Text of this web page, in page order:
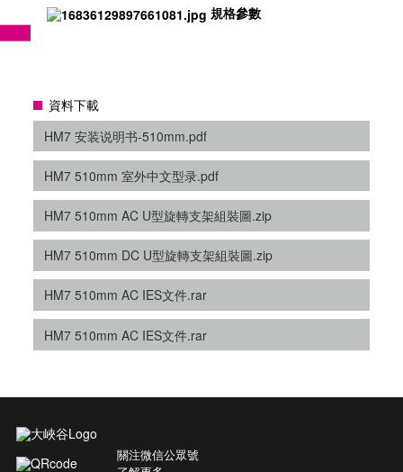
規格參數
資料下載
HM7 安装说明书-510mm.pdf
HM7 510mm 室外中文型录.pdf
HM7 510mm AC U型旋轉支架組裝圖.zip
HM7 510mm DC U型旋轉支架組裝圖.zip
HM7 510mm AC IES文件.rar
HM7 510mm AC IES文件.rar
關注微信公眾號